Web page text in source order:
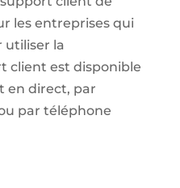
les entreprises qui
utiliser la
client est disponible
en direct, par
par téléphone